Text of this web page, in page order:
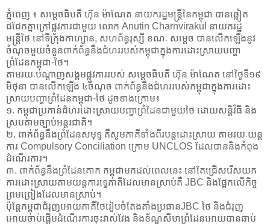
ភ្នំពេញ ៖ សម្ដេចធិបតី ហ៊ុន ម៉ាណែត នាយករដ្ឋមន្ដ្រីនៃកម្ពុជា បានឆ្លៀត
ជជែកគ្នាក្រៅផ្លូវការជាមួយ លោក Anutin Charnvirakul នាយករដ្ឋ
មន្ត្រីថៃ នៅទីក្រុងកាហ្សាន, សហព័ន្ធរុស្សី ខណៈ សម្ដេច បានលើកឡើងនូវ
ចំណុចមួយចំនួនពាក់ព័ន្ធនឹងជំហររបស់កម្ពុជាក្នុងការដោះស្រាយបញ្ហា
ព្រំដែនកម្ពុជា-ថៃ។
តាមរយៈបណ្តាញសង្គមផ្លូវការរបស់ សម្តេចធិបតី ហ៊ុន ម៉ាណែត នៅថ្ងៃទី១៩
មិថុនា បានលើកឡើង ៤ចំណុច ពាក់ព័ន្ធនឹងជំហររបស់កម្ពុជាក្នុងការដោះ
ស្រាយបញ្ហាព្រំដែនកម្ពុជា-ថៃ ដូចខាងក្រោម៖
១. កម្ពុជាប្រកាន់ជំហរដោះស្រាយបញ្ហាព្រំដែនជាមួយថៃ ដោយសន្តិវិធី និង
ស្របតាមច្បាប់អន្តរជាតិ។
២. ពាក់ព័ន្ធនឹងព្រំដែនសមុទ្ទ គឺសូមភាគីទាំងពីរបន្តដោះស្រាយ តាមរយៈយន្ត
ការ Compulsory Conciliation ក្រោម UNCLOS ដែលបាននិងកំពុង
ដំណើរការ។
៣. ពាក់ព័ន្ធនឹងព្រំដែនគោក កម្ពុជាមកដល់ពេលនេះ នៅតែជ្រើសរើសយក
ការដោះស្រាយតាមយន្តការទ្វេភាគីដែលមានស្រាប់គឺ JBC និងផ្អែកលើកិច្ច
ព្រមព្រៀងដែលមានស្រាប់។
ប៉ុនែ្តកម្ពុជាជំរុញអោយភាគីថៃរៀបចំតែងតាំងប្រធានJBC ថៃ និងជំរុញ
អោយចាប់ផ្តើមដំណើរការចុះវាស់វែង និងខ័ណ្ឌសីមាព្រំដែនអោយបានឆាប់